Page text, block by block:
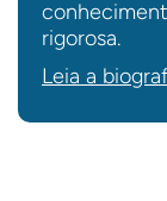
rigorosa.
Leia a